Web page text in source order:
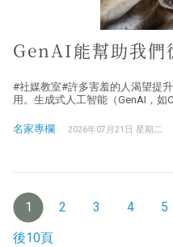
GenAI能幫助我們
#社媒教室#許多害羞的人渴望提
用。生成式人工智能（GenAI，如
名家專欄 2026年07月21日 星期二
1 2 3 4 5
後10頁